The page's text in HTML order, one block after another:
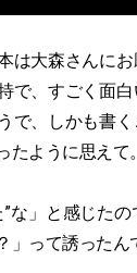
は大森さんにお
で、すごく面
で、しかも書
ように思えて。
”な」と感じた
」って誘ったん